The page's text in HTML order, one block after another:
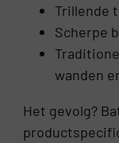
Trillende
Scherpe
wanden
Het gevolg?